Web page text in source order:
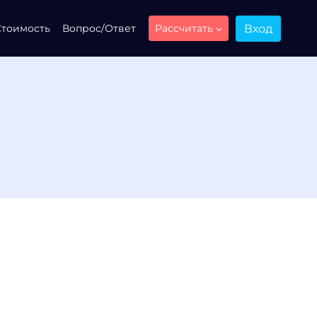
Вопрос/Ответ Рассчитать Вход